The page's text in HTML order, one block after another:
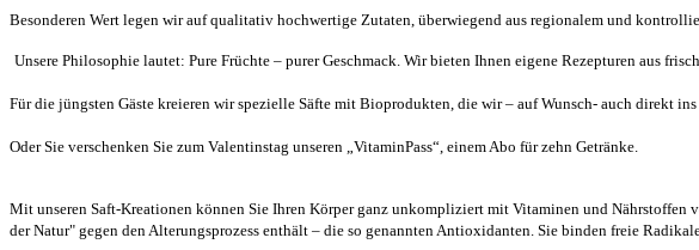
Besonderen Wert legen wir auf qualitativ hochwertige Zutaten, überwiegend aus regionalem und
Unsere Philosophie lautet: Pure Früchte – purer Geschmack. Wir bieten Ihnen eigene Rezepturen aus
Für die jüngsten Gäste kreieren wir spezielle Säfte mit Bioprodukten, die wir – auf Wunsch- auch direkt
Oder Sie verschenken Sie zum Valentinstag unseren „VitaminPass“, einem Abo für zehn Getränke.
Mit unseren Saft-Kreationen können Sie Ihren Körper ganz unkompliziert mit Vitaminen und Nährstoffen
der Natur" gegen den Alterungsprozess enthält – die so genannten Antioxidanten. Sie binden freie